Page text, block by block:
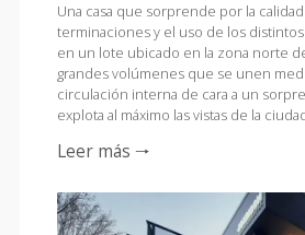
Una casa que sorprende por la
terminaciones y el uso de los
en un lote ubicado en la zona norte
grandes volúmenes que se unen
circulación interna de cara a un
explota al máximo las vistas de la
Leer más 🠒